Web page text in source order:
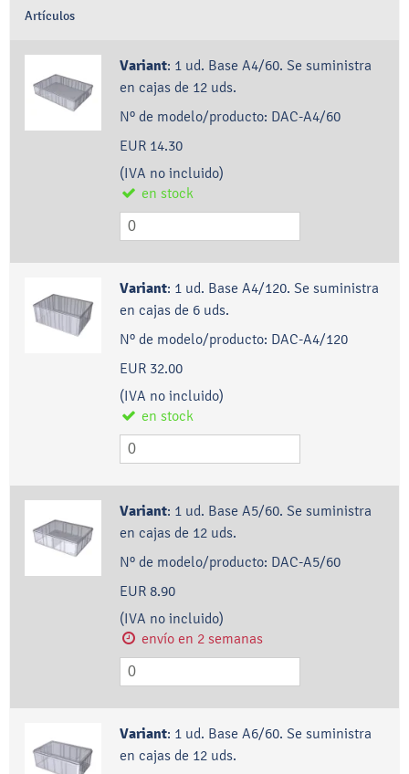
Artículos
Variant: 1 ud. Base A4/60. Se suministra
en cajas de 12 uds.
Nº de modelo/producto: DAC-A4/60
EUR 14.30
(IVA no incluido)
en stock
Variant: 1 ud. Base A4/120. Se suministra
en cajas de 6 uds.
Nº de modelo/producto: DAC-A4/120
EUR 32.00
(IVA no incluido)
en stock
Variant: 1 ud. Base A5/60. Se suministra
en cajas de 12 uds.
Nº de modelo/producto: DAC-A5/60
EUR 8.90
(IVA no incluido)
envío en 2 semanas
Variant: 1 ud. Base A6/60. Se suministra
en cajas de 12 uds.